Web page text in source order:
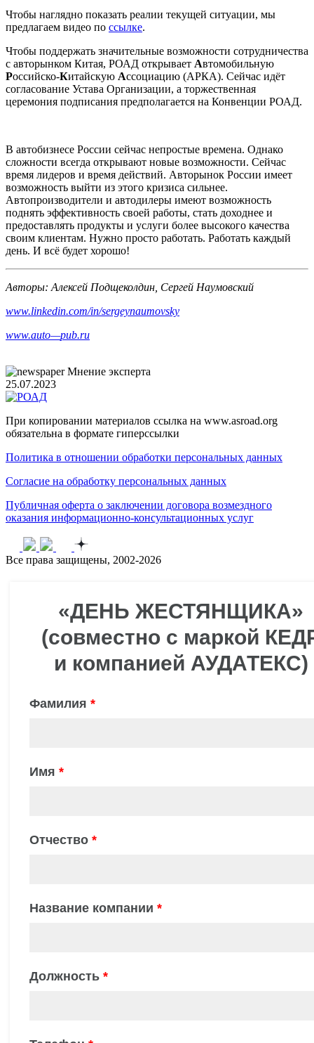
Чтобы наглядно показать реалии текущей ситуации, мы
предлагаем видео по ссылке.
Чтобы поддержать значительные возможности сотрудничества
с авторынком Китая, РОАД открывает Автомобильную
Российско-Китайскую Ассоциацию (АРКА). Сейчас идёт
согласование Устава Организации, а торжественная
церемония подписания предполагается на Конвенции РОАД.
В автобизнесе России сейчас непростые времена. Однако
сложности всегда открывают новые возможности. Сейчас
время лидеров и время действий. Авторынок России имеет
возможность выйти из этого кризиса сильнее.
Автопроизводители и автодилеры имеют возможность
поднять эффективность своей работы, стать доходнее и
предоставлять продукты и услуги более высокого качества
своим клиентам. Нужно просто работать. Работать каждый
день. И всё будет хорошо!
Авторы: Алексей Подщеколдин, Сергей Наумовский
www.linkedin.com/in/sergeynaumovsky
www.auto—pub.ru
Мнение эксперта
25.07.2023
При копировании материалов ссылка на www.asroad.org
обязательна в формате гиперссылки
Политика в отношении обработки персональных данных
Согласие на обработку персональных данных
Публичная оферта о заключении договора возмездного
оказания информационно-консультационных услуг
Все права защищены, 2002-2026